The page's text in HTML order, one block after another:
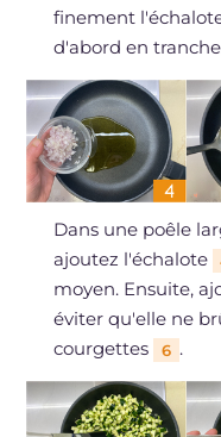
finement
d'abord en
Dans une poêle
ajoutez l'échalote
moyen. Ensuite,
éviter qu'elle ne
courgettes
6 .